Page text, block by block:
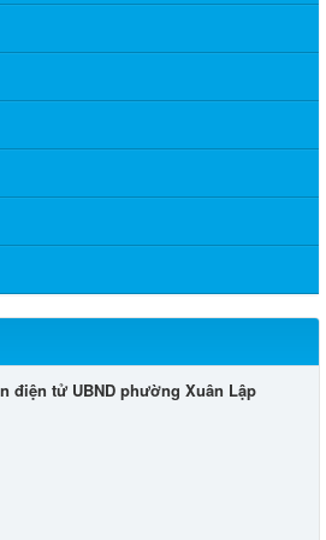
điện tử UBND phường Xuân Lập